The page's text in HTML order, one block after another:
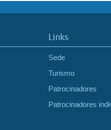
Links
Sede
Turismo
Patrocinadores
Patrocinadores